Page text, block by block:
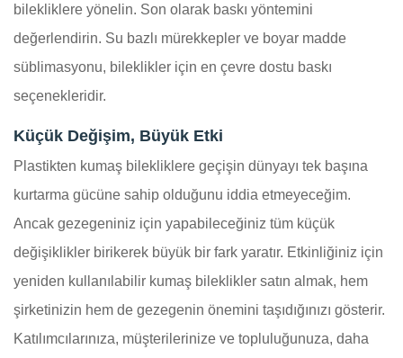
bilekliklere yönelin. Son olarak baskı yöntemini
değerlendirin. Su bazlı mürekkepler ve boyar madde
süblimasyonu, bileklikler için en çevre dostu baskı
seçenekleridir.
Küçük Değişim, Büyük Etki
Plastikten kumaş bilekliklere geçişin dünyayı tek başına
kurtarma gücüne sahip olduğunu iddia etmeyeceğim.
Ancak gezegeniniz için yapabileceğiniz tüm küçük
değişiklikler birikerek büyük bir fark yaratır. Etkinliğiniz için
yeniden kullanılabilir kumaş bileklikler satın almak, hem
şirketinizin hem de gezegenin önemini taşıdığınızı gösterir.
Katılımcılarınıza, müşterilerinize ve topluluğunuza, daha